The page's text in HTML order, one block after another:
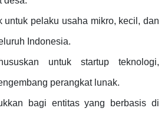
untuk pelaku usaha mikro, kecil, dan
Indonesia.
untuk startup teknologi,
perangkat lunak.
bagi entitas yang berbasis di